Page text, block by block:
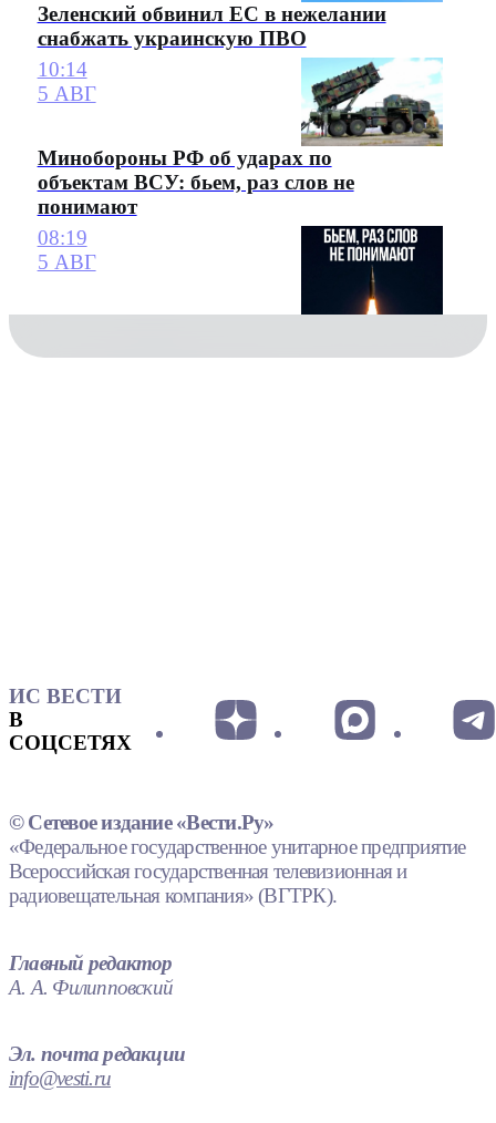
Зеленский обвинил ЕС в нежелании
снабжать украинскую ПВО
10:14
5 АВГ
Минобороны РФ об ударах по
объектам ВСУ: бьем, раз слов не
понимают
08:19
5 АВГ
ИС ВЕСТИ
В
СОЦСЕТЯХ
© Сетевое издание «Вести.Ру»
«Федеральное государственное унитарное предприятие
Всероссийская государственная телевизионная и
радиовещательная компания» (ВГТРК).
Главный редактор
А. А. Филипповский
Эл. почта редакции
info@vesti.ru